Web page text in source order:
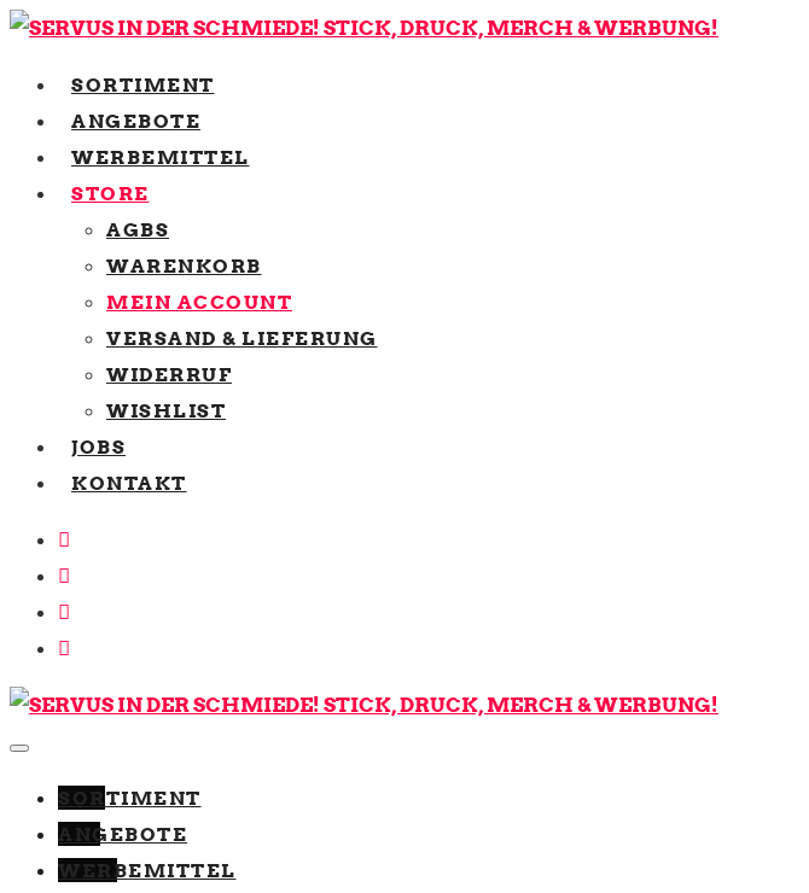
SORTIMENT
ANGEBOTE
WERBEMITTEL
STORE
AGBS
WARENKORB
MEIN ACCOUNT
VERSAND & LIEFERUNG
WIDERRUF
WISHLIST
JOBS
KONTAKT
SORTIMENT
ANGEBOTE
WERBEMITTEL